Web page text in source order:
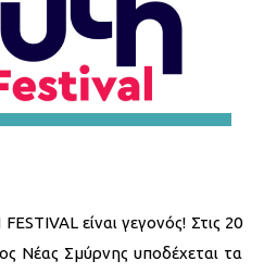
είναι γεγονός! Στις 20
Νέας Σμύρνης υποδέχεται τα